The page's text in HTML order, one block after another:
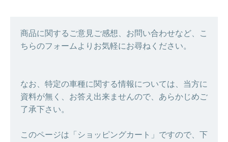
商品に関するご意見ご感想、お問い合わせなど、こ
ちらのフォームよりお気軽にお尋ねください。
なお、特定の車種に関する情報については、当方に
資料が無く、お答え出来ませんので、あらかじめご
了承下さい。
このページは「ショッピングカート」ですので、下